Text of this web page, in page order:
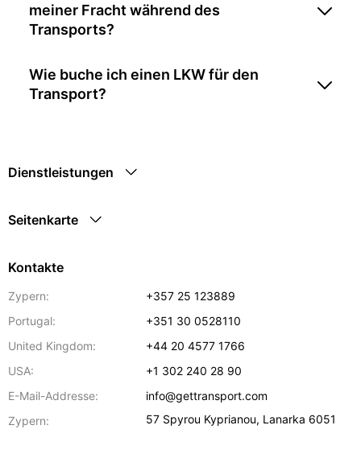
meiner Fracht während des
Transports?
Wie buche ich einen LKW für den
Transport?
Dienstleistungen
Seitenkarte
Kontakte
Zypern:
+357 25 123889
Portugal:
+351 30 0528110
United Kingdom:
+44 20 4577 1766
USA:
+1 302 240 28 90
E-Mail-Addresse:
info@gettransport.com
Zypern:
57 Spyrou Kyprianou, Lanarka 6051